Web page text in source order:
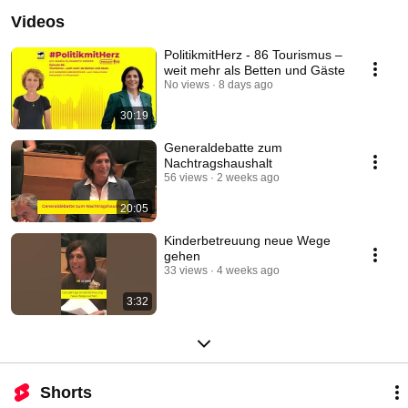
Videos
30:19
PolitikmitHerz - 86 Tourismus –
weit mehr als Betten und Gäste
No views 8 days ago
20:05
Generaldebatte zum
Nachtragshaushalt
56 views 2 weeks ago
3:32
Kinderbetreuung neue Wege
gehen
33 views 4 weeks ago
Shorts